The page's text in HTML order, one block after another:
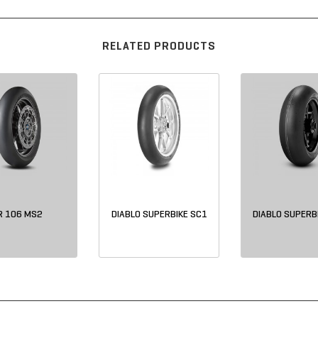
RELATED PRODUCTS
DIABLO SUPERBIKE SC1 DIABLO
106 MS2